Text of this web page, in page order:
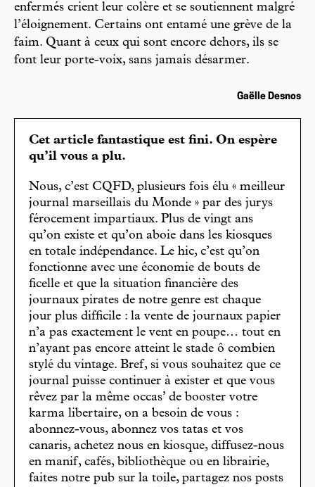
enfermés crient leur colère et se soutiennent malgré
l’éloignement. Certains ont entamé une grève de la
faim. Quant à ceux qui sont encore dehors, ils se
font leur porte-voix, sans jamais désarmer.
Gaëlle Desnos
Cet article fantastique est fini. On espère
qu’il vous a plu.
Nous, c’est CQFD, plusieurs fois élu « meilleur
journal marseillais du Monde » par des jurys
férocement impartiaux. Plus de vingt ans
qu’on existe et qu’on aboie dans les kiosques
en totale indépendance. Le hic, c’est qu’on
fonctionne avec une économie de bouts de
ficelle et que la situation financière des
journaux pirates de notre genre est chaque
jour plus difficile : la vente de journaux papier
n’a pas exactement le vent en poupe… tout en
n’ayant pas encore atteint le stade ô combien
stylé du vintage. Bref, si vous souhaitez que ce
journal puisse continuer à exister et que vous
rêvez par la même occas’ de booster votre
karma libertaire, on a besoin de vous :
abonnez-vous, abonnez vos tatas et vos
canaris, achetez nous en kiosque, diffusez-nous
en manif, cafés, bibliothèque ou en librairie,
faites notre pub sur la toile, partagez nos posts